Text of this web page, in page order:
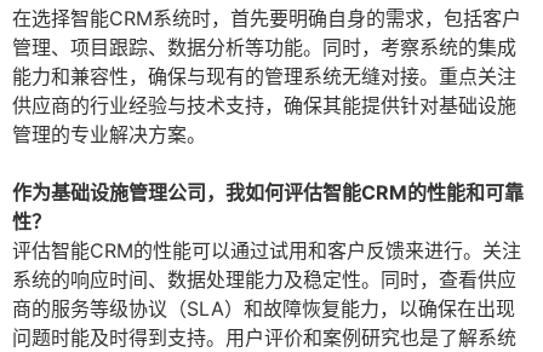
在选择智能CRM系统时，首先要明确自身的需求，包括客户
管理、项目跟踪、数据分析等功能。同时，考察系统的集成
能力和兼容性，确保与现有的管理系统无缝对接。重点关注
供应商的行业经验与技术支持，确保其能提供针对基础设施
管理的专业解决方案。
作为基础设施管理公司，我如何评估智能CRM的性能和可靠
性？
评估智能CRM的性能可以通过试用和客户反馈来进行。关注
系统的响应时间、数据处理能力及稳定性。同时，查看供应
商的服务等级协议（SLA）和故障恢复能力，以确保在出现
问题时能及时得到支持。用户评价和案例研究也是了解系统